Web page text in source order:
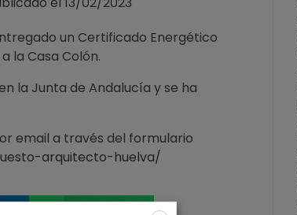
un Certificado Energético
la Casa Colón.
la Junta de Andalucía y se ha
email a través del formulario
arquitecto-huelva/